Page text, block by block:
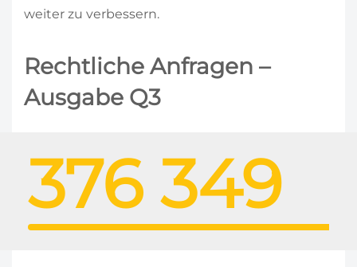
weiter zu verbessern.
Rechtliche Anfragen –
Ausgabe Q3
376 349